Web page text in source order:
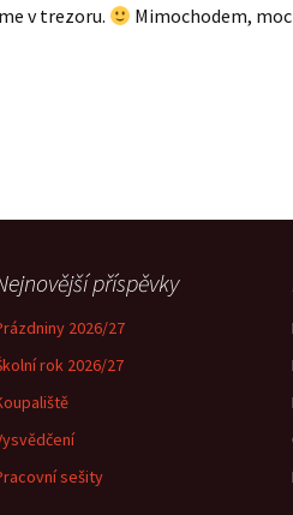
v trezoru.
Mimochodem,
příspěvky
2026/27
rok 2026/27
sešity